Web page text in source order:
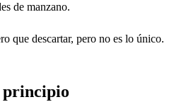
de manzano.
que descartar, pero no es lo único.
principio